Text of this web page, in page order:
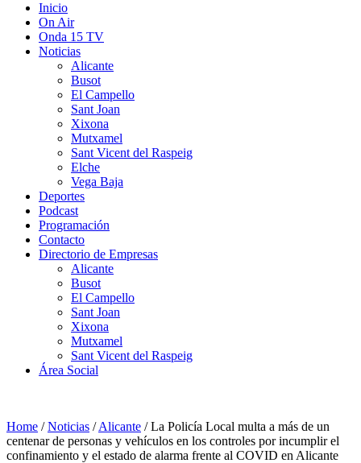
Inicio
On Air
Onda 15 TV
Noticias
Alicante
Busot
El Campello
Sant Joan
Xixona
Mutxamel
Sant Vicent del Raspeig
Elche
Vega Baja
Deportes
Podcast
Programación
Contacto
Directorio de Empresas
Alicante
Busot
El Campello
Sant Joan
Xixona
Mutxamel
Sant Vicent del Raspeig
Área Social
Home /Noticias /Alicante /La Policía Local multa a más de un
centenar de personas y vehículos en los controles por incumplir el
confinamiento y el estado de alarma frente al COVID en Alicante